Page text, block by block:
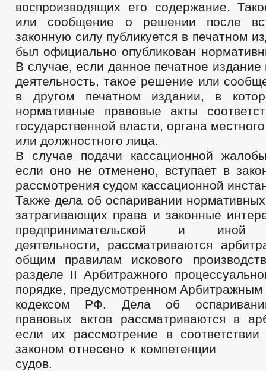
воспроизводящих его содержание.
или сообщение о решении после
законную силу публикуется в печатном
был официально опубликован
В случае, если данное печатное
деятельность, такое решение или
в другом печатном издании, в
нормативные правовые акты
государственной власти, органа
или должностного лица.
В случае подачи кассационной
если оно не отменено, вступает в
рассмотрения судом кассационной
Также дела об оспаривании
затрагивающих права и законные
предпринимательской и иной
деятельности, рассматриваются
общим правилам искового
разделе II Арбитражного
порядке, предусмотренном
кодексом РФ. Дела об
правовых актов рассматриваются в
если их рассмотрение в
законом отнесено к
судов.